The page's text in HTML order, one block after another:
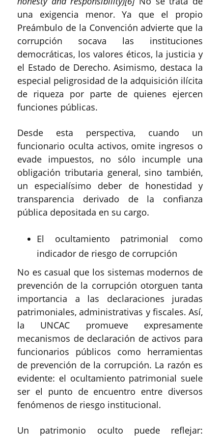
una exigencia menor. Ya que el propio
Preámbulo de la Convención advierte que la
corrupción socava las instituciones
democráticas, los valores éticos, la justicia y
el Estado de Derecho. Asimismo, destaca la
especial peligrosidad de la adquisición ilícita
de riqueza por parte de quienes ejercen
funciones públicas.
Desde esta perspectiva, cuando un
funcionario oculta activos, omite ingresos o
evade impuestos, no sólo incumple una
obligación tributaria general, sino también,
un especialísimo deber de honestidad y
transparencia derivado de la confianza
pública depositada en su cargo.
El ocultamiento patrimonial como
indicador de riesgo de corrupción
No es casual que los sistemas modernos de
prevención de la corrupción otorguen tanta
importancia a las declaraciones juradas
patrimoniales, administrativas y fiscales. Así,
la UNCAC promueve expresamente
mecanismos de declaración de activos para
funcionarios públicos como herramientas
de prevención de la corrupción. La razón es
evidente: el ocultamiento patrimonial suele
ser el punto de encuentro entre diversos
fenómenos de riesgo institucional.
Un patrimonio oculto puede reflejar: